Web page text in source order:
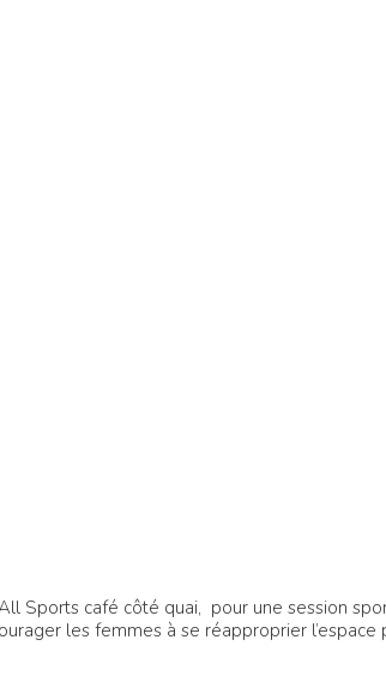
Sports café côté quai, pour une session
les femmes à se réapproprier l’espace